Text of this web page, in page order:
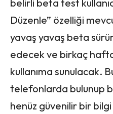
belirli beta test
Düzenle” özelliği
yavaş yavaş beta
edecek ve birkaç
kullanıma sunulacak.
telefonlarda bulunup
henüz güvenilir bir bilgi